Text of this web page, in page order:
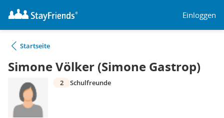
Einloggen
Startseite
Simone Völker (Simone Gastrop)
2 Schulfreunde